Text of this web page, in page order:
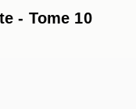
- Tome 10